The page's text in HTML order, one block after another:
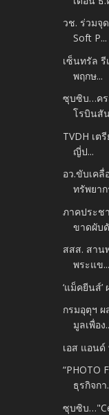
วช. ร่วมจุ
Soft P...
เซ็นทรัล
พฤกษ...
ซุบซิบ…คร
โรบินสั
TVDH เต
ญี่ป...
อว.ขับเค
ทรัพยา
ภาคประช
ขาดผับดั
สสส. สาน
พระแข...
‘แม็คยีนส์
กรมอุตุฯ
มูลเพื่อง
เอส แอนด์
“PHOTO
ธุรกิจกา
ซุบซิบ